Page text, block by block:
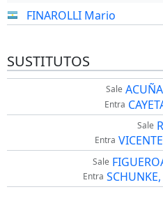
FINAROLLI Mario
SUSTITUTOS
Sale
Entra
Sale
Entra
Sale
Entra